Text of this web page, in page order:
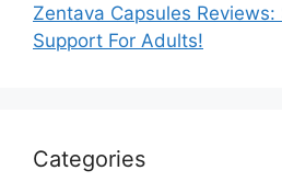
Zentava Capsules
Support For Adults!
Categories